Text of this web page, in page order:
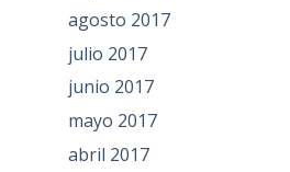
agosto 2017
julio 2017
junio 2017
mayo 2017
abril 2017